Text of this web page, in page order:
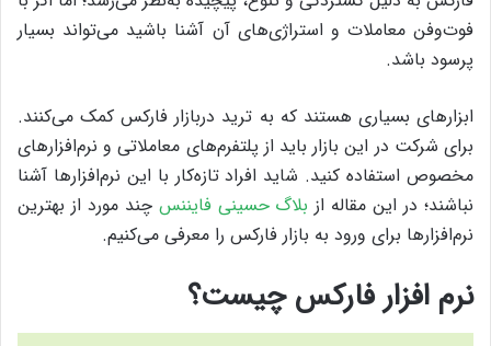
فوت‌وفن معاملات و استراژی‌های آن آشنا باشید می‌تواند بسیار
پرسود باشد.
ابزارهای بسیاری هستند که به ترید دربازار فارکس کمک می‌کنند.
برای شرکت در این بازار باید از پلتفرم‌های معاملاتی و نرم‌افزارهای
مخصوص استفاده کنید. شاید افراد تازه‌کار با این نرم‌افزارها آشنا
نباشند؛ در این مقاله از بلاگ حسینی فایننس چند مورد از بهترین
نرم‌افزارها برای ورود به بازار فارکس را معرفی می‌کنیم.
نرم افزار فارکس چیست؟